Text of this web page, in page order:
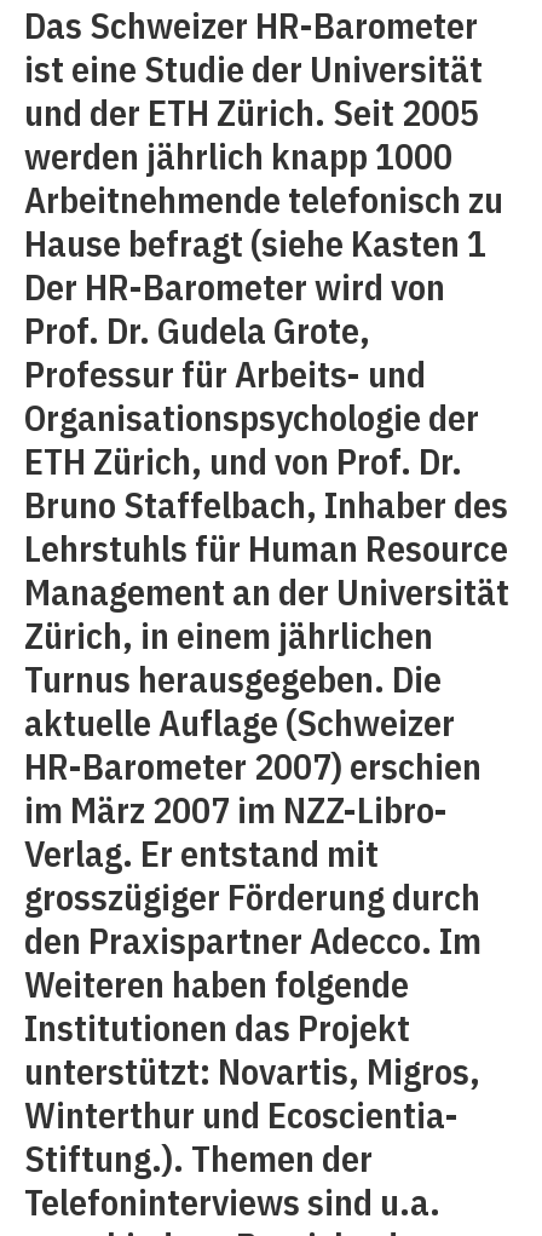
Das Schweizer HR-Barometer
ist eine Studie der Universität
und der ETH Zürich. Seit 2005
werden jährlich knapp 1000
Arbeitnehmende telefonisch zu
Hause befragt (siehe Kasten 1
Der HR-Barometer wird von
Prof. Dr. Gudela Grote,
Professur für Arbeits- und
Organisationspsychologie der
ETH Zürich, und von Prof. Dr.
Bruno Staffelbach, Inhaber des
Lehrstuhls für Human Resource
Management an der Universität
Zürich, in einem jährlichen
Turnus herausgegeben. Die
aktuelle Auflage (Schweizer
HR-Barometer 2007) erschien
im März 2007 im NZZ-Libro-
Verlag. Er entstand mit
grosszügiger Förderung durch
den Praxispartner Adecco. Im
Weiteren haben folgende
Institutionen das Projekt
unterstützt: Novartis, Migros,
Winterthur und Ecoscientia-
Stiftung.). Themen der
Telefoninterviews sind u.a.